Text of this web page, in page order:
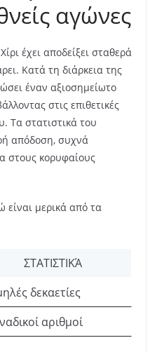
αγώνες
έχει αποδείξει σταθερά
Κατά τη διάρκεια της
έναν αξιοσημείωτο
στις επιθετικές
Τα στατιστικά του
απόδοση, συχνά
στους κορυφαίους
είναι μερικά από τα
ΣΤΑΤΙΣΤΙΚΆ
δεκαετίες
αριθμοί